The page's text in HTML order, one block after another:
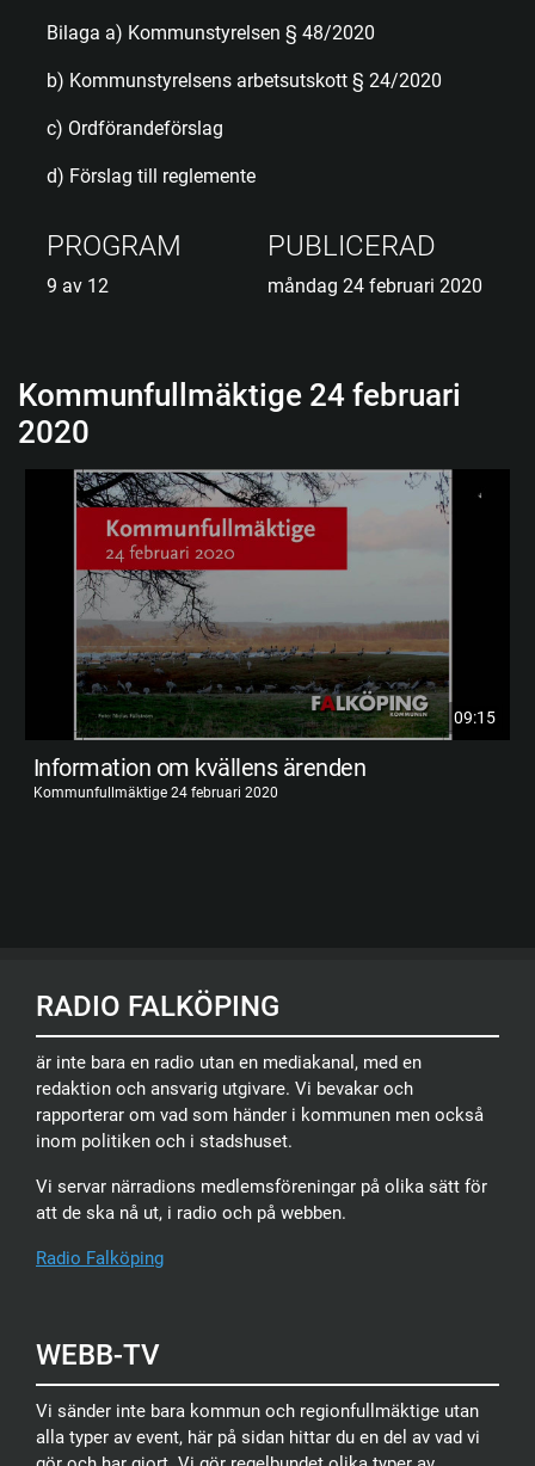
Bilaga a) Kommunstyrelsen § 48/2020
b) Kommunstyrelsens arbetsutskott § 24/2020
c) Ordförandeförslag
d) Förslag till reglemente
PROGRAM
9 av 12
PUBLICERAD
måndag 24 februari 2020
Kommunfullmäktige 24 februari
2020
09:15
Information om kvällens ärenden
Kommunfullmäktige 24 februari 2020
RADIO FALKÖPING
är inte bara en radio utan en mediakanal, med en
redaktion och ansvarig utgivare. Vi bevakar och
rapporterar om vad som händer i kommunen men också
inom politiken och i stadshuset.
Vi servar närradions medlemsföreningar på olika sätt för
att de ska nå ut, i radio och på webben.
Radio Falköping
WEBB-TV
Vi sänder inte bara kommun och regionfullmäktige utan
alla typer av event, här på sidan hittar du en del av vad vi